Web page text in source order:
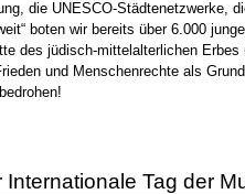
die UNESCO-Städtenetzwerke,
boten wir bereits über 6.000
des jüdisch-mittelalterlichen
und Menschenrechte als
Internationale Tag der